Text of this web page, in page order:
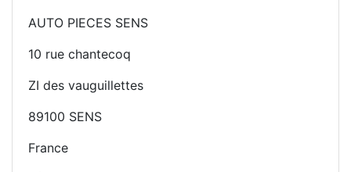
AUTO PIECES SENS
10 rue chantecoq
ZI des vauguillettes
89100 SENS
France